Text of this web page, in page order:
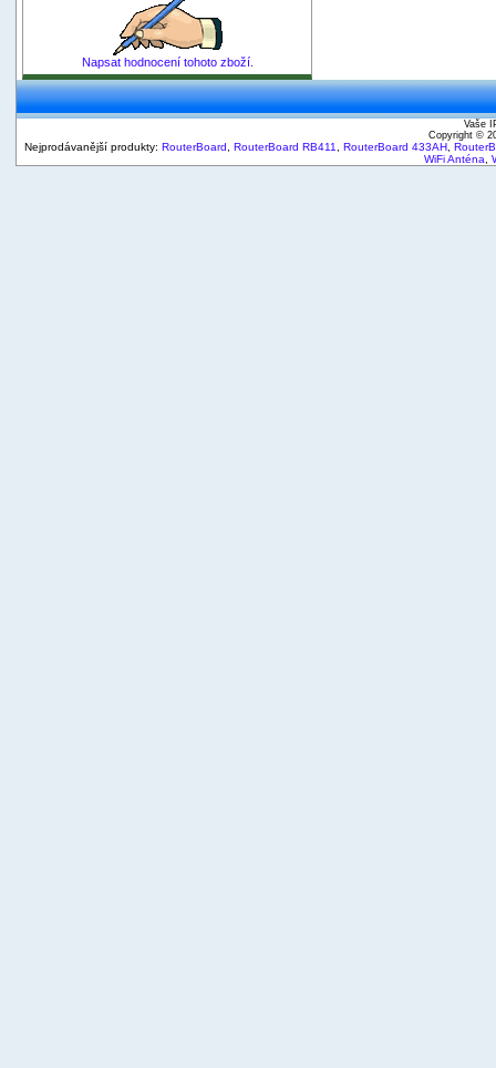
Napsat hodnocení tohoto zboží.
Vaše
Copyright ©
Nejprodávanější produkty: RouterBoard RouterBoard RB411 RouterBoard 433AH
WiFi Anténa